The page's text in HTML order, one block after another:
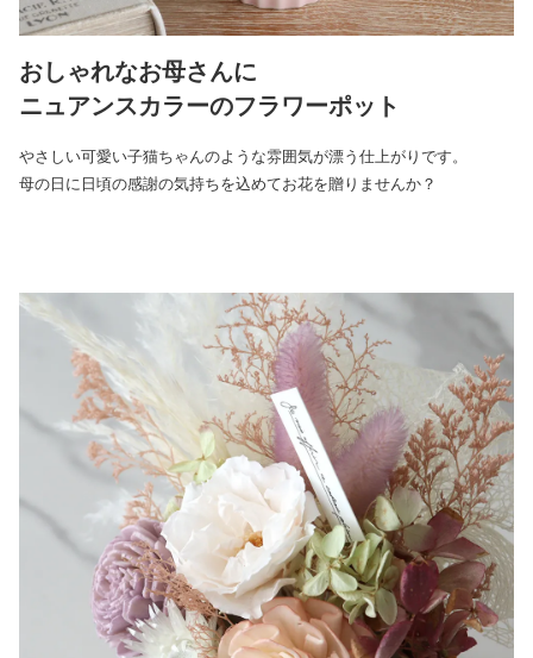
おしゃれなお母さんに
ニュアンスカラーのフラワーポット
やさしい可愛い子猫ちゃんのような雰囲気が漂う仕上がりです。
母の日に日頃の感謝の気持ちを込めてお花を贈りませんか？